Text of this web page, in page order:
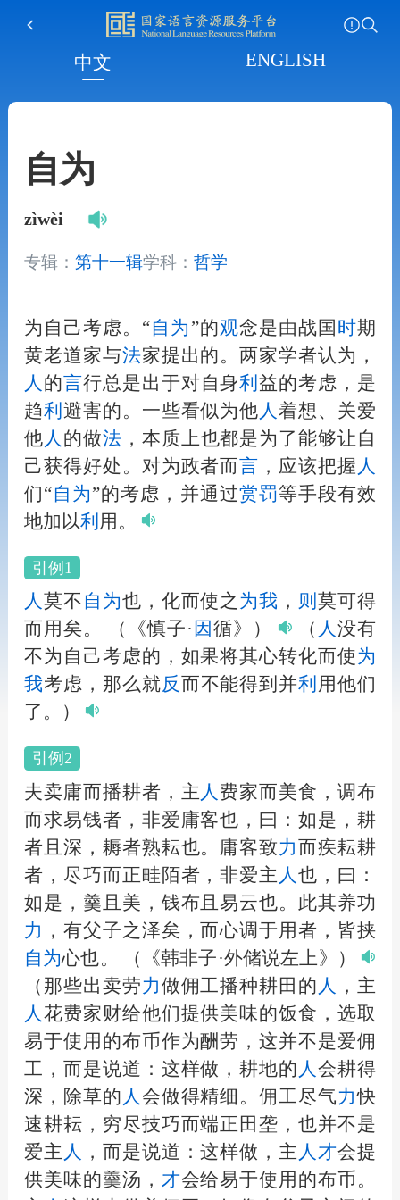
中文 ENGLISH
自为
zìwèi
专辑： 第十一辑学科： 哲学
为自己考虑。“自为 ”的观念是由战国 时期
黄老道家与法家提出的。两家学者认为，
人 的言行总是出于对自身利益的考虑，是
趋利 避害的。一些看似为他 人着想、关爱
他 人 的做法 ，本质上也都是为了能够让自
己获得好处。对为政者而言 ，应该把握 人
们“自为”的考虑，并通过赏罚等手段有效
地加以利 用。
引例1
人 莫不自为也，化而使之 为我 ， 则莫可得
而用矣。
（《慎子· 因循》） （ 人没有
不为自己考虑的，如果将其心转化而使为
我考虑，那么就反 而不能得到并利 用他们
了。）
引例2
夫卖庸而播耕者，主 人 费家而美食，调布
而求易钱者，非爱庸客也，曰：如是，耕
者且深，耨者熟耘也。庸客致力而疾耘耕
者，尽巧而正畦陌者，非爱主 人也，曰：
如是，羹且美，钱布且易云也。此其养功
力 ，有父子之泽矣，而心调于用者，皆挟
自为心也。
（《韩非子·外储说左上》）
（那些出卖劳力做佣工播种耕田的 人
，主
人 花费家财给他们提供美味的饭食，选取
易于使用的布币作为酬劳，这并不是爱佣
工，而是说道：这样做，耕地的 人会耕得
深，除草的 人 会做得精细。佣工尽气力快
速耕耘，穷尽技巧而端正田垄，也并不是
爱主 人 ，而是说道：这样做，主 人 才会提
供美味的羹汤， 才会给易于使用的布币。